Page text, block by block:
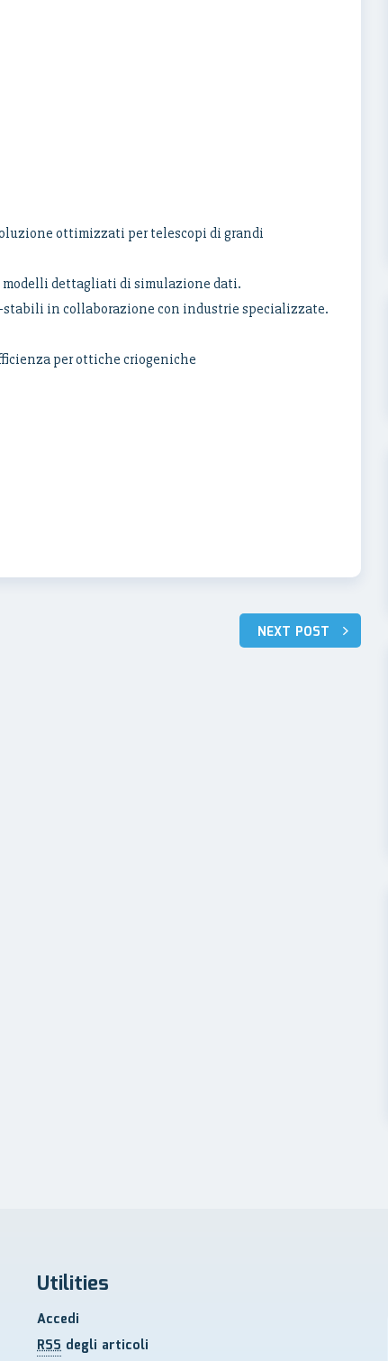
ottimizzati per telescopi di grandi
modelli dettagliati di simulazione dati.
in collaborazione con industrie specializzate.
per ottiche criogeniche
NEXT POST
Utilities
Accedi
RSS degli articoli